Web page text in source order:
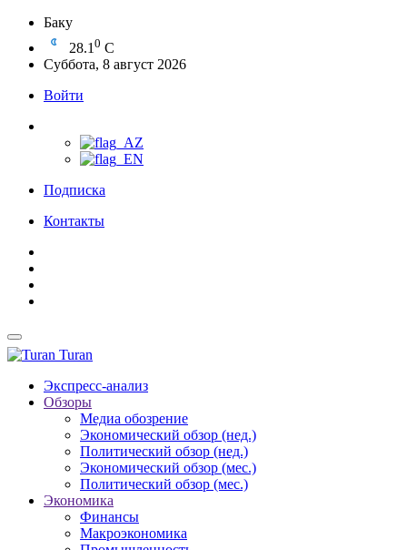
Баку
28.1 0 C
Суббота, 8 август 2026
Войти
Подписка
Контакты
Turan
Экспресс-анализ
Обзоры
Медиа обозрение
Экономический обзор (нед.)
Политический обзор (нед.)
Экономический обзор (мес.)
Политический обзор (мес.)
Экономика
Финансы
Макроэкономика